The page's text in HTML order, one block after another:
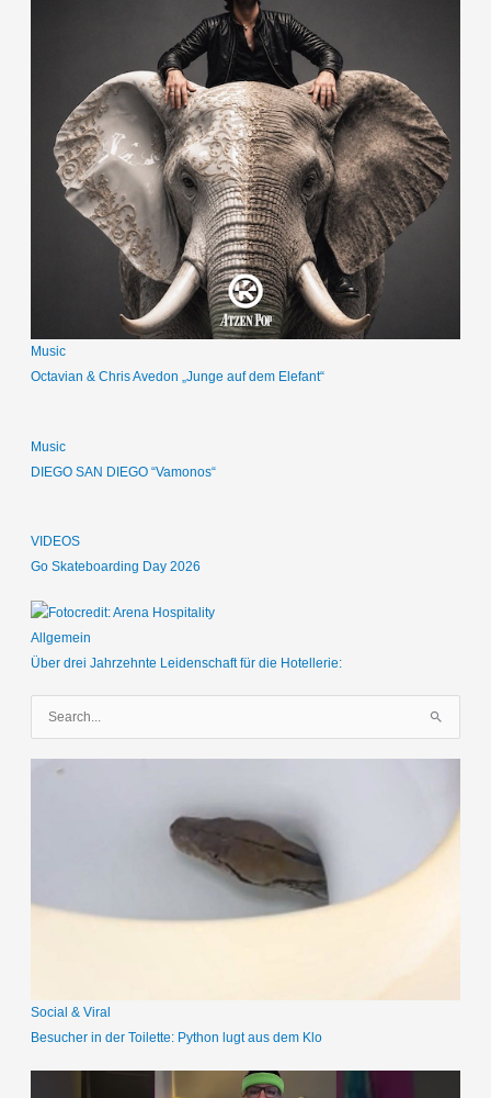
Music
Octavian & Chris Avedon „Junge auf dem Elefant“
Music
DIEGO SAN DIEGO “Vamonos“
VIDEOS
Go Skateboarding Day 2026
Allgemein
Über drei Jahrzehnte Leidenschaft für die Hotellerie:
c
c
Social & Viral
Besucher in der Toilette: Python lugt aus dem Klo